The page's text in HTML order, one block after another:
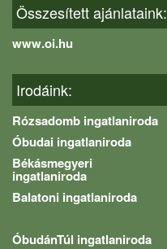
Összesített ajánlataink:
www.oi.hu
Irodáink:
Rózsadomb ingatlaniroda
Óbudai ingatlaniroda
Békásmegyeri
ingatlaniroda
Balatoni ingatlaniroda
ÓbudánTúl ingatlaniroda